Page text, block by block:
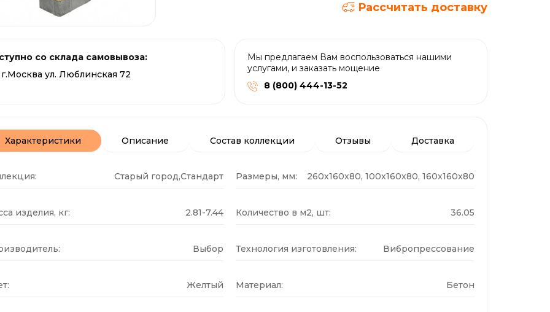
Рассчитать доставку
со склада самовывоза:
г.Москва ул. Люблинская 72
Мы предлагаем Вам воспользоваться нашими
услугами, и заказать мощение
8 (800) 444-13-52
Характеристики Описание Состав коллекции Отзывы Доставка
Старый город,Стандарт Размеры, мм: 260x160x80, 100x160x80, 160x160x80
изделия, кг: 2.81-7.44 Количество в м2, шт: 36.05
Выбор Технология изготовления: Вибропрессование
Желтый Материал: Бетон